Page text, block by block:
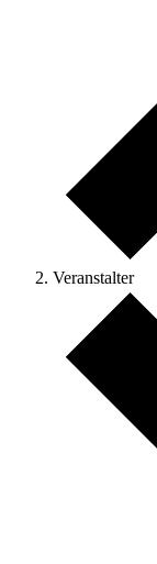
Veranstalter